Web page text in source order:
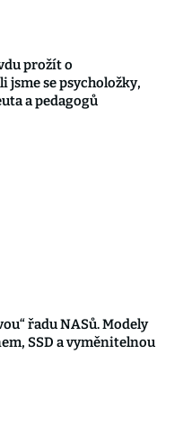
prožít o
jsme se psycholožky,
a pedagogů
řadu NASů. Modely
SSD a vyměnitelnou